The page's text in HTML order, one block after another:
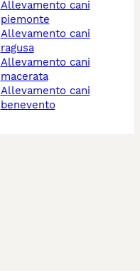
allevamento cani
piemonte
allevamento cani
ragusa
allevamento cani
macerata
allevamento cani
benevento